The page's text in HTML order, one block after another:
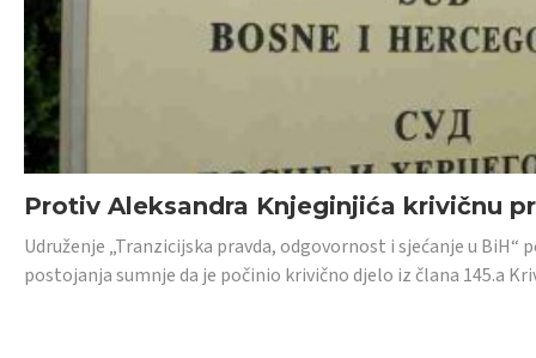
Protiv Aleksandra Knjeginjića krivičnu
Udruženje „Tranzicijska pravda, odgovornost i sjećanje u
postojanja sumnje da je počinio krivično djelo iz člana 145.a